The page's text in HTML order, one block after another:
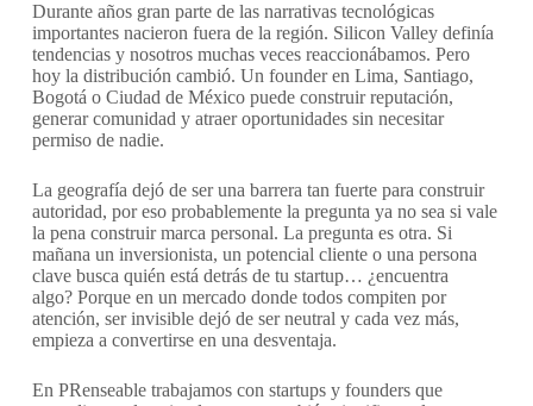
Durante años gran parte de las narrativas tecnológicas
importantes nacieron fuera de la región. Silicon Valley definía
tendencias y nosotros muchas veces reaccionábamos. Pero
hoy la distribución cambió. Un founder en Lima, Santiago,
Bogotá o Ciudad de México puede construir reputación,
generar comunidad y atraer oportunidades sin necesitar
permiso de nadie.
La geografía dejó de ser una barrera tan fuerte para construir
autoridad, por eso probablemente la pregunta ya no sea si vale
la pena construir marca personal. La pregunta es otra. Si
mañana un inversionista, un potencial cliente o una persona
clave busca quién está detrás de tu startup… ¿encuentra
algo? Porque en un mercado donde todos compiten por
atención, ser invisible dejó de ser neutral ycada vez más,
empieza a convertirse en una desventaja.
En PRenseable trabajamos con startups y founders que